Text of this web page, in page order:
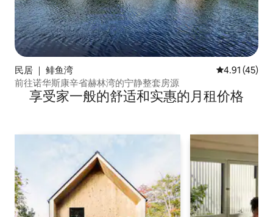
民居 ｜ 鲱鱼湾 平均评分
4.91 (45)
前往诺华斯康辛省赫林湾的宁静整套房源
享受家一般的舒适和实惠的月租价格